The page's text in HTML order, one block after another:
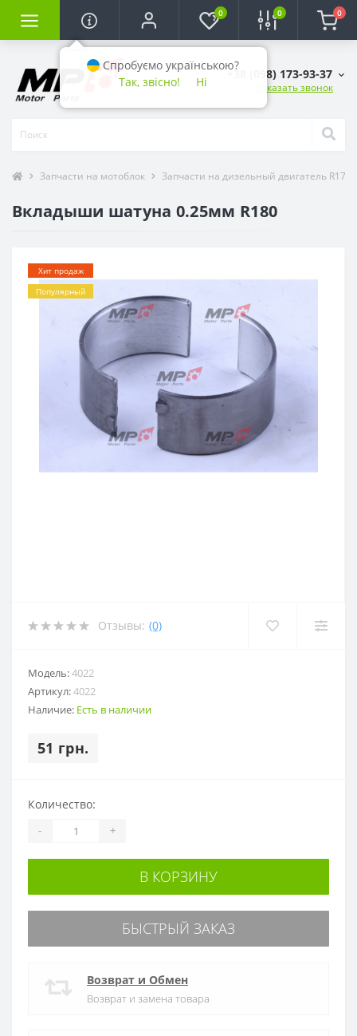
0 0 0
+38 (098) 173-93-37
Заказать звонок
Запчасти на мотоблок Запчасти на дизельный двигатель R175
Вкладыши шатуна 0.25мм R180
Хит продаж
Популярный
Отзывы: (0)
Модель:4022
Артикул:4022
Наличие: Есть в наличии
51 грн.
Количество:
- +
В КОРЗИНУ
БЫСТРЫЙ ЗАКАЗ
Возврат и Обмен
Возврат и замена товара
Спробуємо українською?
Так, звісно!
Ні